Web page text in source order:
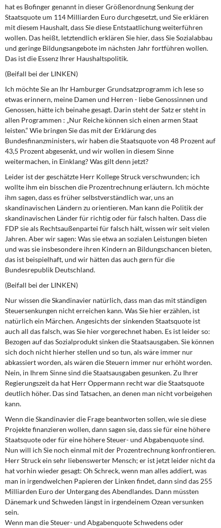
hat es Bofinger genannt in dieser Größenordnung Senkung der
Staatsquote um 114 Milliarden Euro durchgesetzt, und Sie erklären
mit diesem Haushalt, dass Sie diese Entstaatlichung weiterführen
wollen. Das heißt, letztendlich erklären Sie hier, dass Sie Sozialabbau
und geringe Bildungsangebote im nächsten Jahr fortführen wollen.
Das ist die Essenz Ihrer Haushaltspolitik.
(Beifall bei der LINKEN)
Ich möchte Sie an Ihr Hamburger Grundsatzprogramm ich lese so
etwas erinnern, meine Damen und Herren - liebe Genossinnen und
Genossen, hätte ich beinahe gesagt. Darin steht der Satz er steht in
allen Programmen : „Nur Reiche können sich einen armen Staat
leisten.“ Wie bringen Sie das mit der Erklärung des
Bundesfinanzministers, wir haben die Staatsquote von 48 Prozent auf
43,5 Prozent abgesenkt, und wir wollen in diesem Sinne
weitermachen, in Einklang? Was gilt denn jetzt?
Leider ist der geschätzte Herr Kollege Struck verschwunden; ich
wollte ihm ein bisschen die Prozentrechnung erläutern. Ich möchte
ihm sagen, dass es früher selbstverständlich war, uns an
skandinavischen Ländern zu orientieren. Man kann die Politik der
skandinavischen Länder für richtig oder für falsch halten. Dass die
FDP sie als Rechtsaußenpartei für falsch hält, wissen wir seit vielen
Jahren. Aber wir sagen: Was sie etwa an sozialen Leistungen bieten
und was sie insbesondere ihren Kindern an Bildungschancen bieten,
das ist beispielhaft, und wir hätten das auch gern für die
Bundesrepublik Deutschland.
(Beifall bei der LINKEN)
Nur wissen die Skandinavier natürlich, dass man das mit ständigen
Steuersenkungen nicht erreichen kann. Was Sie hier erzählen, ist
natürlich ein Märchen. Angesichts der sinkenden Staatsquote ist
auch all das falsch, was Sie hier vorgerechnet haben. Es ist leider so:
Bezogen auf das Sozialprodukt sinken die Staatsausgaben. Sie können
sich doch nicht hierher stellen und so tun, als wäre immer nur
abkassiert worden, als wären die Steuern immer nur erhöht worden.
Nein, in Ihrem Sinne sind die Staatsausgaben gesunken. Zu Ihrer
Regierungszeit da hat Herr Oppermann recht war die Staatsquote
deutlich höher. Das sind Tatsachen, an denen man nicht vorbeigehen
kann.
Wenn die Skandinavier die Frage beantworten sollen, wie sie diese
Projekte finanzieren wollen, dann sagen sie, dass sie für eine höhere
Staatsquote oder für eine höhere Steuer- und Abgabenquote sind.
Nun will ich Sie noch einmal mit der Prozentrechnung konfrontieren.
Herr Struck ein sehr liebenswerter Mensch; er ist jetzt leider nicht da
hat vorhin wieder gesagt: Oh Schreck, wenn man alles addiert, was
man in irgendwelchen Papieren der Linken findet, dann sind das 255
Milliarden Euro der Untergang des Abendlandes. Dann müssten
Dänemark und Schweden längst in irgendeinem Ozean versunken
sein.
Wenn man die Steuer- und Abgabenquote Schwedens oder